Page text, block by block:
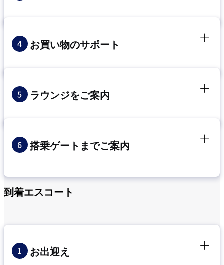
お買い物のサポート
ラウンジをご案内
搭乗ゲートまでご案内
到着エスコート
お出迎え